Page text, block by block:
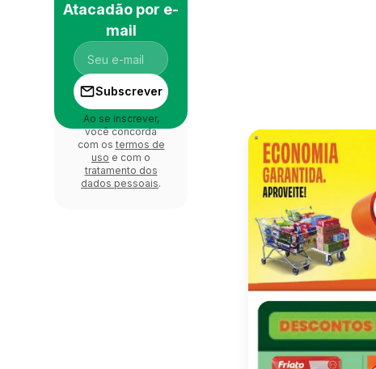
Atacadão por e-
mail
Subscrever
Ao se inscrever,
você concorda
com os termos de
uso e com o
tratamento dos
dados pessoais.